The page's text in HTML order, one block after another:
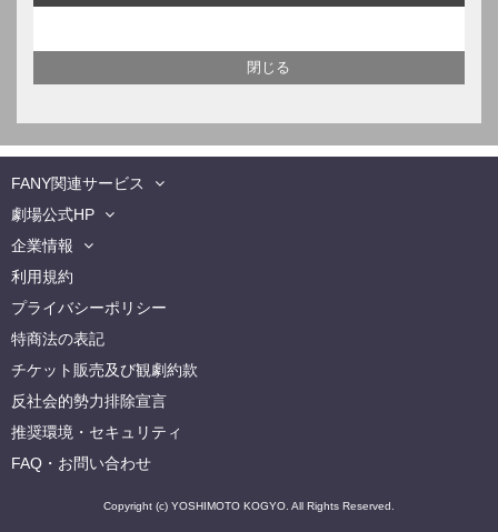
FANY関連サービス
劇場公式HP
企業情報
利用規約
プライバシーポリシー
特商法の表記
チケット販売及び観劇約款
反社会的勢力排除宣言
推奨環境・セキュリティ
FAQ・お問い合わせ
Copyright (c) YOSHIMOTO KOGYO. All Rights Reserved.